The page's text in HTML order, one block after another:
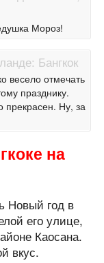
Мороз!
весело отмечать
празднику.
прекрасен. Ну, за
на
Новый год в
его улице,
Каосана.
вкус.